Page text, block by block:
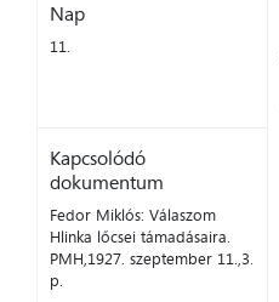
Nap
11.
Kapcsolódó
dokumentum
Fedor Miklós: Válaszom
Hlinka lőcsei támadásaira.
PMH,1927. szeptember 11.,3.
p.